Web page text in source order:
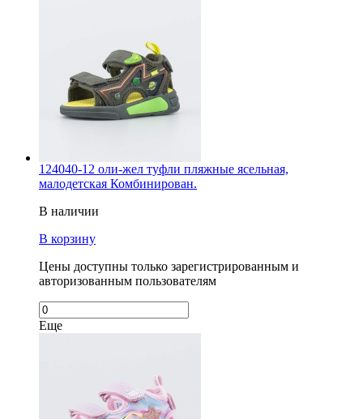
124040-12 оли-жел туфли пляжные ясельная,
малодетская Комбинирован.
В наличии
В корзину
Цены доступны только зарегистрированным и
авторизованным пользователям
Еще